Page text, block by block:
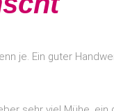
je. Ein guter